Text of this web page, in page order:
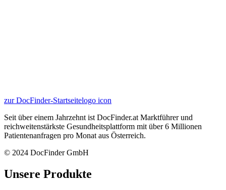
zur DocFinder-Startseitelogo icon
Seit über einem Jahrzehnt ist DocFinder.at Marktführer und
reichweitenstärkste Gesundheitsplattform mit über 6 Millionen
Patientenanfragen pro Monat aus Österreich.
© 2024 DocFinder GmbH
Unsere Produkte